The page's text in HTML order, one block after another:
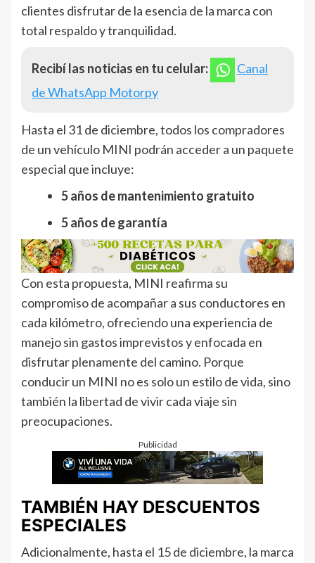
clientes disfrutar de la esencia de la marca con
total respaldo y tranquilidad.
Recibí las noticias en tu celular:
Canal
de WhatsApp Motorpy
Hasta el 31 de diciembre, todos los compradores
de un vehículo MINI podrán acceder a un paquete
especial que incluye:
5 años de mantenimiento gratuito
5 años de garantía
Con esta propuesta, MINI reafirma su
compromiso de acompañar a sus conductores en
cada kilómetro, ofreciendo una experiencia de
manejo sin gastos imprevistos y enfocada en
disfrutar plenamente del camino. Porque
conducir un MINI no es solo un estilo de vida, sino
también la libertad de vivir cada viaje sin
preocupaciones.
Publicidad
TAMBIÉN HAY DESCUENTOS
ESPECIALES
Adicionalmente, hasta el 15 de diciembre, la marca